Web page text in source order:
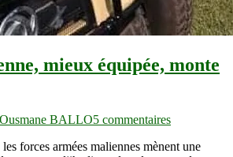
mieux équipée, monte
Ousmane BALLO5 commentairessur
malienne,
forces armées maliennes mènent une